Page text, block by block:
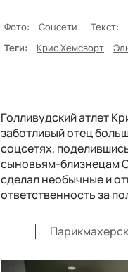
Фото: Соцсети Текст:
Теги:
Крис Хемсворт
Голливудский атлет
заботливый отец
соцсетях,
сыновьям-близнецам
сделал необычные и
ответственность за